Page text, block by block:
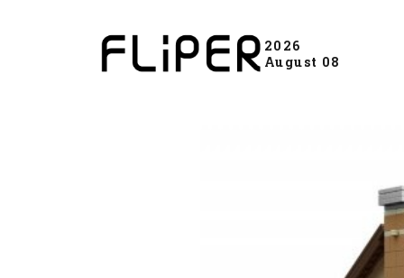
2026
August 08